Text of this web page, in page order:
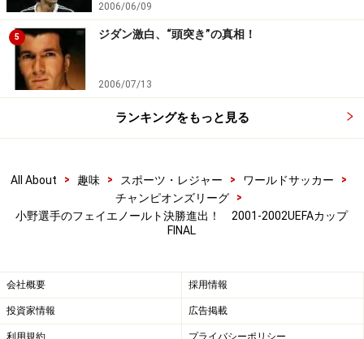
2006/06/09
5 ジダン激白、“頭突き”の真相！
2006/07/13
ランキングをもっと見る
All About > 趣味 > スポーツ・レジャー > ワールドサッカー
>
チャンピオンズリーグ
>
小野選手のフェイエノールト決勝進出！ 2001-2002UEFAカップ
FINAL
会社概要 採用情報
投資家情報 広告掲載
利用規約 プライバシーポリシー